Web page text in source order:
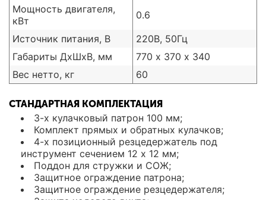
Мощность двигателя,
кВт
0.6
Источник питания, В
220В, 50Гц
Габариты ДхШхВ, мм
770 х 370 х 340
Вес нетто, кг
60
СТАНДАРТНАЯ КОМПЛЕКТАЦИЯ
3-х кулачковый патрон 100 мм;
Комплект прямых и обратных кулачков;
4-х позиционный резцедержатель под
инструмент сечением 12 х 12 мм;
Поддон для стружки и СОЖ;
Защитное ограждение патрона;
Защитное ограждение резцедержателя;